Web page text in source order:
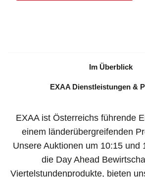
Im Überblick
EXAA Dienstleistungen &
EXAA ist Österreichs führende
einem länderübergreifenden
Unsere Auktionen um 10:15 und
die Day Ahead
Viertelstundenprodukte, bieten